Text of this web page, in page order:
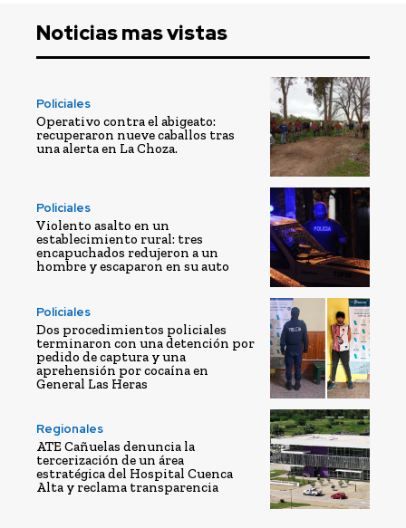
Noticias mas vistas
Policiales
Operativo contra el abigeato:
recuperaron nueve caballos tras
una alerta en La Choza.
Policiales
Violento asalto en un
establecimiento rural: tres
encapuchados redujeron a un
hombre y escaparon en su auto
Policiales
Dos procedimientos policiales
terminaron con una detención por
pedido de captura y una
aprehensión por cocaína en
General Las Heras
Regionales
ATE Cañuelas denuncia la
tercerización de un área
estratégica del Hospital Cuenca
Alta y reclama transparencia